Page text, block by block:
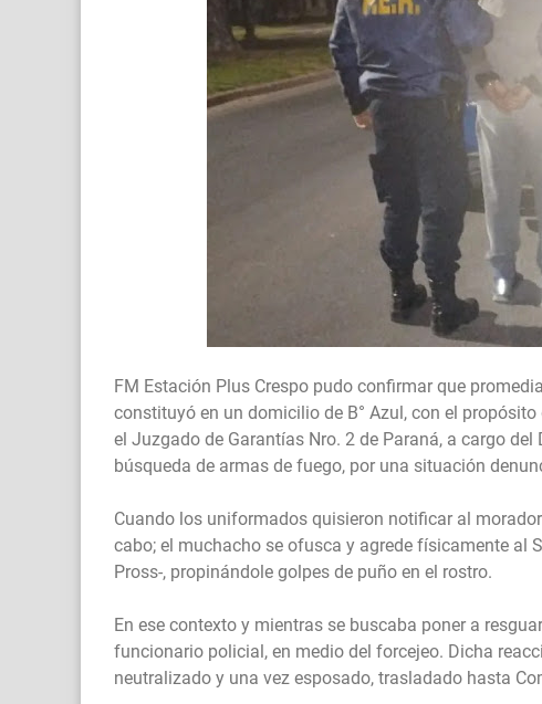
FM Estación Plus Crespo pudo confirmar que
constituyó en un domicilio de B° Azul, con el
el Juzgado de Garantías Nro. 2 de Paraná, a cargo
búsqueda de armas de fuego, por una situación
Cuando los uniformados quisieron notificar al
cabo; el muchacho se ofusca y agrede físicamente al
Pross-, propinándole golpes de puño en el rostro.
En ese contexto y mientras se buscaba poner a
funcionario policial, en medio del forcejeo. Dicha
neutralizado y una vez esposado, trasladado hasta